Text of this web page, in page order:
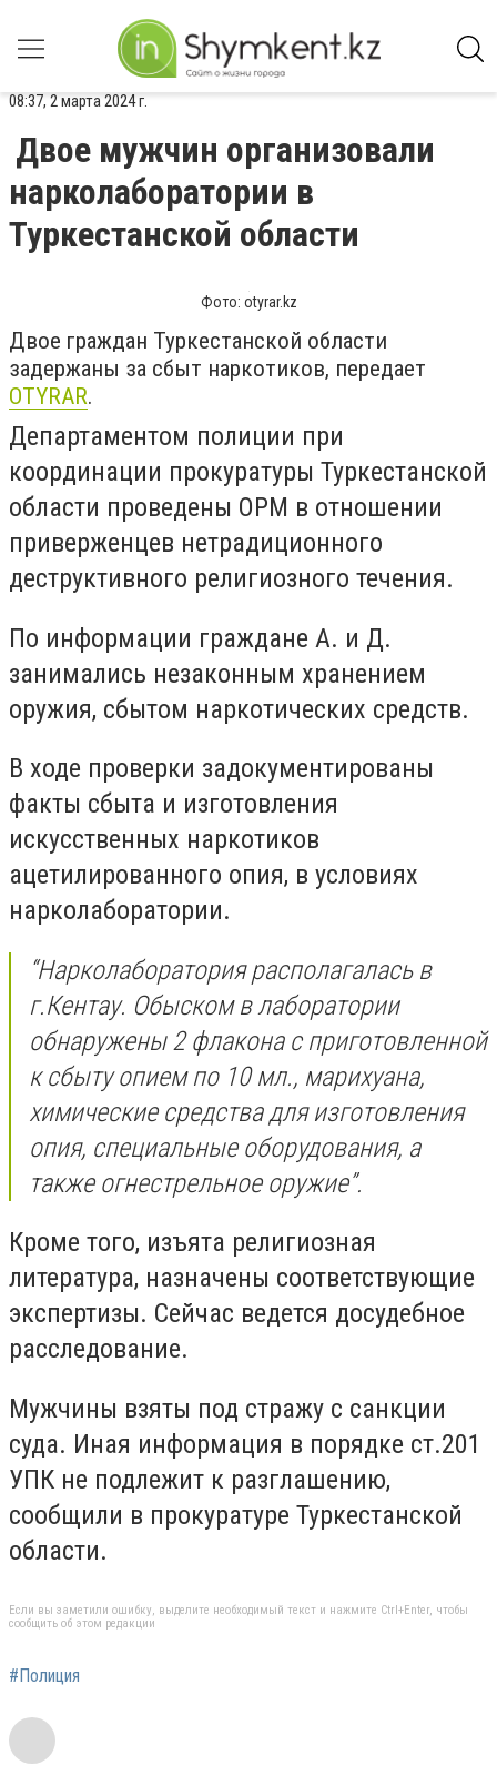
08:37, 2 марта 2024 г.
Двое мужчин организовали
нарколаборатории в
Туркестанской области
Фото: otyrar.kz
Двое граждан Туркестанской области
задержаны за сбыт наркотиков, передает
OTYRAR.
Департаментом полиции при
координации прокуратуры Туркестанской
области проведены ОРМ в отношении
приверженцев нетрадиционного
деструктивного религиозного течения.
По информации граждане А. и Д.
занимались незаконным хранением
оружия, сбытом наркотических средств.
В ходе проверки задокументированы
факты сбыта и изготовления
искусственных наркотиков
ацетилированного опия, в условиях
нарколаборатории.
“Нарколаборатория располагалась в
г.Кентау. Обыском в лаборатории
обнаружены 2 флакона с приготовленной
к сбыту опием по 10 мл., марихуана,
химические средства для изготовления
опия, специальные оборудования, а
также огнестрельное оружие”.
Кроме того, изъята религиозная
литература, назначены соответствующие
экспертизы. Сейчас ведется досудебное
расследование.
Мужчины взяты под стражу с санкции
суда. Иная информация в порядке ст.201
УПК не подлежит к разглашению,
сообщили в прокуратуре Туркестанской
области.
Если вы заметили ошибку, выделите необходимый текст и нажмите Ctrl+Enter, чтобы
сообщить об этом редакции
#Полиция